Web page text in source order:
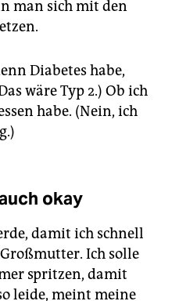
man sich mit den
Diabetes habe,
wäre Typ 2.) Ob ich
habe. (Nein, ich
okay
damit ich schnell
Ich solle
spritzen, damit
leide, meint meine